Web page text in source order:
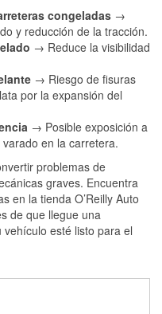
congeladas →
y reducción de la tracción.
→ Reduce la visibilidad
→ Riesgo de fisuras
por la expansión del
→ Posible exposición a
en la carretera.
problemas de
graves. Encuentra
en la tienda O’Reilly Auto
de que llegue una
esté listo para el